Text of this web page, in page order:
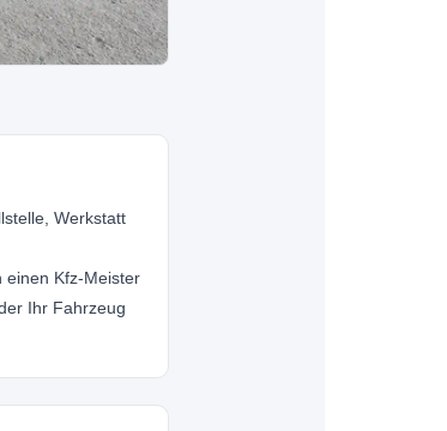
Werkstatt
einen Kfz-Meister
Ihr Fahrzeug